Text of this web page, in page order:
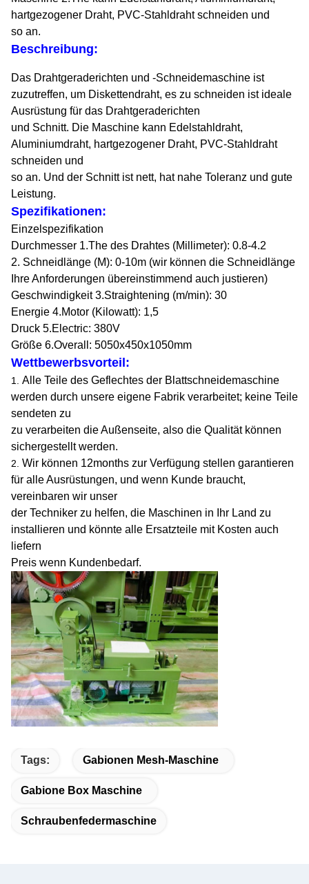
hartgezogener Draht, PVC-Stahldraht schneiden und
so an.
Beschreibung:
Das Drahtgeraderichten und -Schneidemaschine ist
zuzutreffen, um Diskettendraht, es zu schneiden ist ideale
Ausrüstung für das Drahtgeraderichten
und Schnitt. Die Maschine kann Edelstahldraht,
Aluminiumdraht, hartgezogener Draht, PVC-Stahldraht
schneiden und
so an. Und der Schnitt ist nett, hat nahe Toleranz und gute
Leistung.
Spezifikationen:
Einzelspezifikation
Durchmesser 1.The des Drahtes (Millimeter): 0.8-4.2
2. Schneidlänge (M): 0-10m (wir können die Schneidlänge
Ihre Anforderungen übereinstimmend auch justieren)
Geschwindigkeit 3.Straightening (m/min): 30
Energie 4.Motor (Kilowatt): 1,5
Druck 5.Electric: 380V
Größe 6.Overall : 5050x450x1050mm
Wettbewerbsvorteil:
1. Alle Teile des Geflechtes der Blattschneidemaschine
werden durch unsere eigene Fabrik verarbeitet; keine Teile
sendeten zu
zu verarbeiten die Außenseite, also die Qualität können
sichergestellt werden.
2. Wir können 12months zur Verfügung stellen garantieren
für alle Ausrüstungen, und wenn Kunde braucht,
vereinbaren wir unser
der Techniker zu helfen, die Maschinen in Ihr Land zu
installieren und könnte alle Ersatzteile mit Kosten auch
liefern
Preis wenn Kundenbedarf.
Tags: Gabionen Mesh-Maschine
Gabione Box Maschine
Schraubenfedermaschine